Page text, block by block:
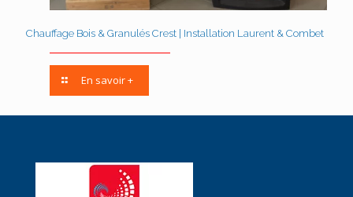
Chauffage Bois & Granulés Crest | Installation Laurent & Combet
En savoir +